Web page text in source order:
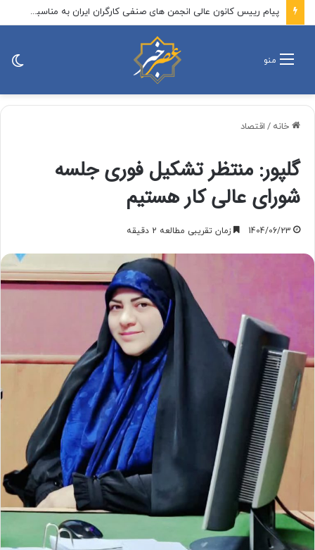
پیام رییس کانون عالی انجمن های صنفی کارگران ایران به مناسبت روز خبرنگار
منو
خانه / اقتصاد
گلپور:‌ منتظر تشکیل فوری جلسه
شورای عالی کار هستیم
1404/06/23 زمان تقریبی مطالعه 2 دقیقه